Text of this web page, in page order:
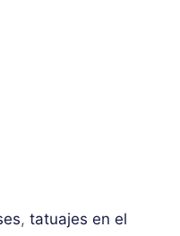
,tatuajes en el